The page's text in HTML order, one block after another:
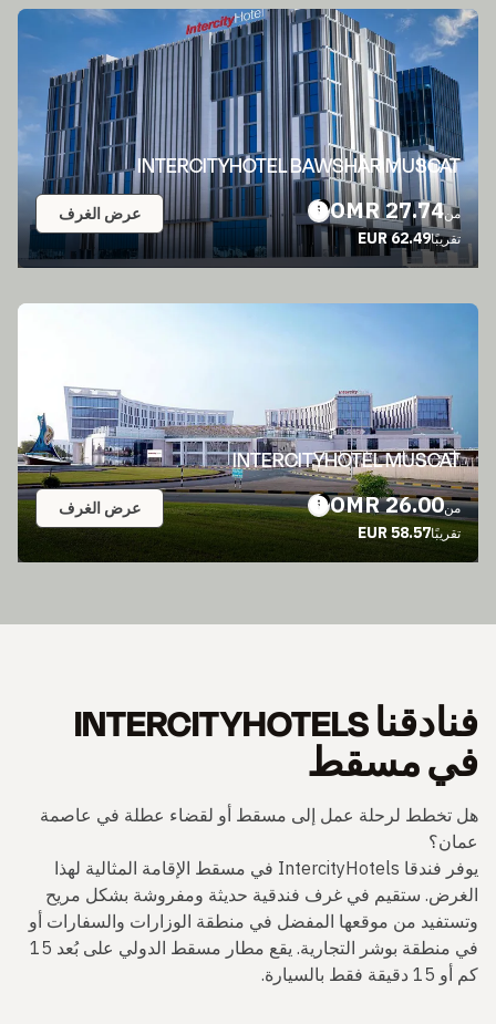
INTERCITYHOTEL BAWSHAR MUSCAT
من27.74 OMR
تقريبًا62.49 EUR
عرض الغرف
INTERCITYHOTEL MUSCAT
من26.00 OMR
تقريبًا58.57 EUR
عرض الغرف
فنادقنا INTERCITYHOTELS
في مسقط
هل تخطط لرحلة عمل إلى مسقط أو لقضاء عطلة في عاصمة
عمان؟
يوفر فندقا IntercityHotels في مسقط الإقامة المثالية لهذا
الغرض. ستقيم في غرف فندقية حديثة ومفروشة بشكل مريح
وتستفيد من موقعها المفضل في منطقة الوزارات والسفارات أو
في منطقة بوشر التجارية. يقع مطار مسقط الدولي على بُعد 15
كم أو 15 دقيقة فقط بالسيارة.